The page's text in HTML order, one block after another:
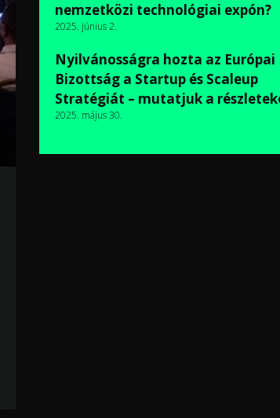
nemzetközi technológiai expón?
2025. június 2.
Nyilvánosságra hozta az Európai
Bizottság a Startup és Scaleup
Stratégiát – mutatjuk a
2025. május 30.